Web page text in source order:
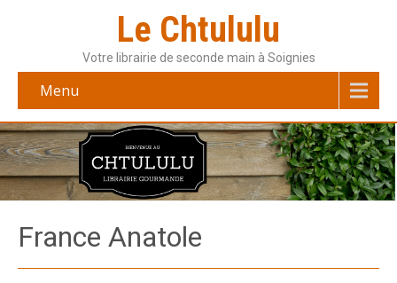
Le Chtululu
Votre librairie de seconde main à Soignies
Menu
France Anatole